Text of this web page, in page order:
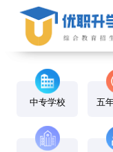
中专学校 五